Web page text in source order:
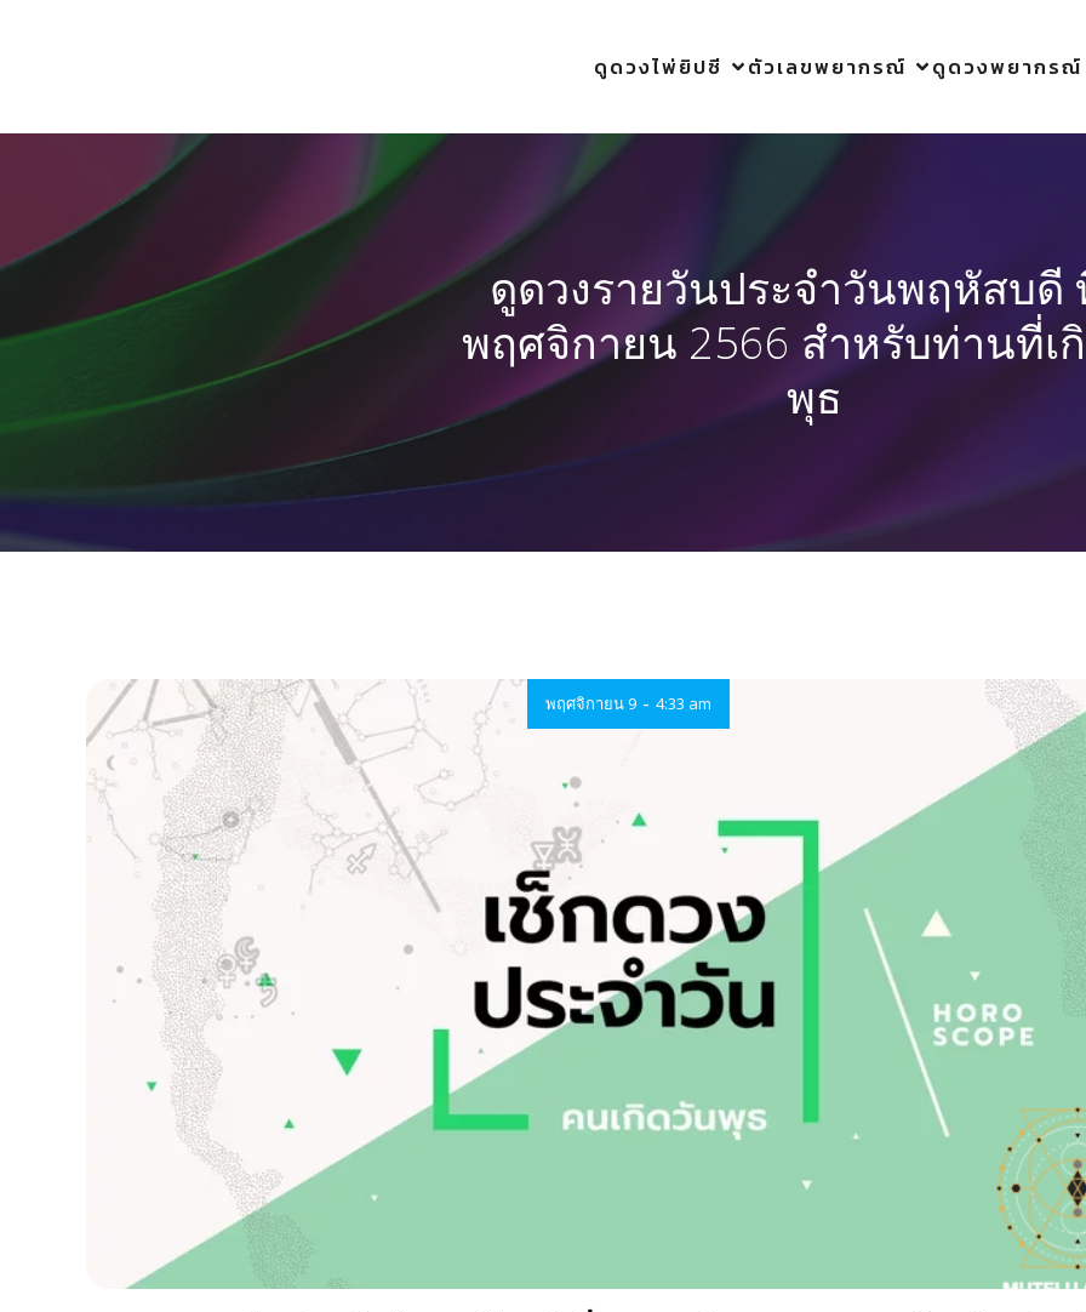
ดูดวงไพ่ยิปซี ตัวเลขพยากรณ์ ดูดวงพยากรณ์
ดูดวงรายวันประจำวันพฤหัสบดี
พฤศจิกายน 2566 สำหรับท่านที่เ
พุธ
พฤศจิกายน 9 - 4:33 am